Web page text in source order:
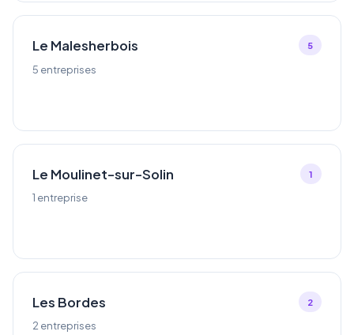
Le Malesherbois
5 entreprises
5
Le Moulinet-sur-Solin
1 entreprise
1
Les Bordes
2 entreprises
2